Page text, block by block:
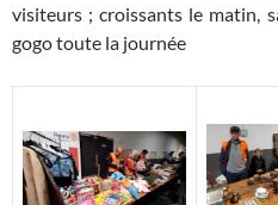
visiteurs ; croissants le matin,
gogo toute la journée